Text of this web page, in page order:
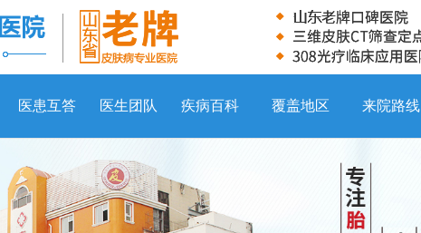
医患互答 医生团队 疾病百科 覆盖地区 来院路线